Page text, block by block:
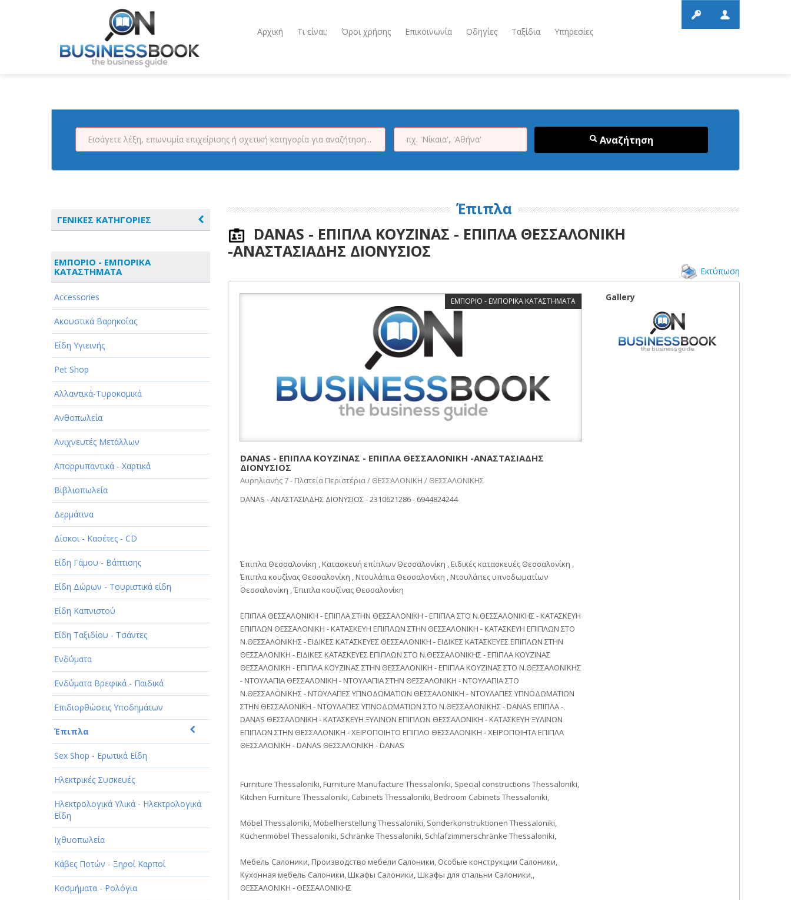
Αρχική Τι είναι; Όροι χρήσης Επικοινωνία Οδηγίες Ταξίδια Υπηρεσίες
Αναζήτηση
ΓΕΝΙΚΕΣ ΚΑΤΗΓΟΡΙΕΣ
ΑΘΛΗΤΙΣΜΟΣ
ΑΥΤΟΚΙΝΗΤΑ - ΜΗΧΑΝΕΣ - ΣΚΑΦΗ
ΔΙΑΣΚΕΔΑΣΗ - ΨΥΧΑΓΩΓΙΑ - ΤΕΧΝΕΣ
ΔΙΑΦΗΜΙΣΗ - ΜΜΕ
ΕΚΚΛΗΣΙΕΣ - ΦΙΛΑΝΘΡΩΠΙΚΑ
ΣΩΜΑΤΕΙΑ
ΕΚΠΑΙΔΕΥΣΗ - ΣΧΟΛΕΣ
ΕΜΠΟΡΙΟ - ΕΜΠΟΡΙΚΑ
ΚΑΤΑΣΤΗΜΑΤΑ
ΕΡΓΟΣΤΑΣΙΑ - ΒΙΟΜΗΧΑΝΙΕΣ
ΞΕΝΟΔΟΧΕΙΑ - ΤΟΥΡΙΣΜΟΣ
ΟΜΟΡΦΙΑ
ΠΑΡΟΧΗ ΥΠΗΡΕΣΙΩΝ
ΤΕΧΝΙΚΑ - ΚΑΤΑΣΚΕΥΑΣΤΙΚΑ
ΤΕΧΝΟΛΟΓΙΑ
ΥΓΕΙΑ - ΙΑΤΡΟΙ
ΦΑΓΗΤΟ
ΕΜΠΟΡΙΟ - ΕΜΠΟΡΙΚΑ
ΚΑΤΑΣΤΗΜΑΤΑ
Accessories
Ακουστικά Βαρηκοΐας
Είδη Υγιεινής
Pet Shop
Αλλαντικά-Τυροκομικά
Ανθοπωλεία
Ανιχνευτές Μετάλλων
Απορρυπαντικά - Χαρτικά
Βιβλιοπωλεία
Δερμάτινα
Δίσκοι - Κασέτες - CD
Είδη Γάμου - Βάπτισης
Είδη Δώρων - Τουριστικά είδη
Είδη Καπνιστού
Είδη Ταξιδίου - Τσάντες
Ενδύματα
Ενδύματα Βρεφικά - Παιδικά
Επιδιορθώσεις Υποδημάτων
Έπιπλα
Sex Shop - Ερωτικά Είδη
Ηλεκτρικές Συσκευές
Ηλεκτρολογικά Υλικά - Ηλεκτρολογικά
Είδη
Ιχθυοπωλεία
Κάβες Ποτών - Ξηροί Καρποί
Κοσμήματα - Ρολόγια
Έπιπλα
DANAS - ΕΠΙΠΛΑ ΚΟΥΖΙΝΑΣ - ΕΠΙΠΛΑ ΘΕΣΣΑΛΟΝΙΚΗ
-ΑΝΑΣΤΑΣΙΑΔΗΣ ΔΙΟΝΥΣΙΟΣ
Εκτύπωση
ΕΜΠΟΡΙΟ - ΕΜΠΟΡΙΚΑ ΚΑΤΑΣΤΗΜΑΤΑ
DANAS - ΕΠΙΠΛΑ ΚΟΥΖΙΝΑΣ - ΕΠΙΠΛΑ ΘΕΣΣΑΛΟΝΙΚΗ -ΑΝΑΣΤΑΣΙΑΔΗΣ
ΔΙΟΝΥΣΙΟΣ
Αυρηλιανής 7 - Πλατεία Περιστέρια / ΘΕΣΣΑΛΟΝΙΚΗ / ΘΕΣΣΑΛΟΝΙΚΗΣ
DANAS - ΑΝΑΣΤΑΣΙΑΔΗΣ ΔΙΟΝΥΣΙΟΣ - 2310621286 - 6944824244
Έπιπλα Θεσσαλονίκη , Κατασκευή επίπλων Θεσσαλονίκη , Ειδικές κατασκευές Θεσσαλονίκη ,
Έπιπλα κουζίνας Θεσσαλονίκη , Ντουλάπια Θεσσαλονίκη , Ντουλάπες υπνοδωματίων
Θεσσαλονίκη , Έπιπλα κουζίνας Θεσσαλονίκη
ΕΠΙΠΛΑ ΘΕΣΣΑΛΟΝΙΚΗ - ΕΠΙΠΛΑ ΣΤΗΝ ΘΕΣΣΑΛΟΝΙΚΗ - ΕΠΙΠΛΑ ΣΤΟ Ν.ΘΕΣΣΑΛΟΝΙΚΗΣ - ΚΑΤΑΣΚΕΥΗ
ΕΠΙΠΛΩΝ ΘΕΣΣΑΛΟΝΙΚΗ - ΚΑΤΑΣΚΕΥΗ ΕΠΙΠΛΩΝ ΣΤΗΝ ΘΕΣΣΑΛΟΝΙΚΗ - ΚΑΤΑΣΚΕΥΗ ΕΠΙΠΛΩΝ ΣΤΟ
Ν.ΘΕΣΣΑΛΟΝΙΚΗΣ - ΕΙΔΙΚΕΣ ΚΑΤΑΣΚΕΥΕΣ ΘΕΣΣΑΛΟΝΙΚΗ - ΕΙΔΙΚΕΣ ΚΑΤΑΣΚΕΥΕΣ ΕΠΙΠΛΩΝ ΣΤΗΝ
ΘΕΣΣΑΛΟΝΙΚΗ - ΕΙΔΙΚΕΣ ΚΑΤΑΣΚΕΥΕΣ ΕΠΙΠΛΩΝ ΣΤΟ Ν.ΘΕΣΣΑΛΟΝΙΚΗΣ - ΕΠΙΠΛΑ ΚΟΥΖΙΝΑΣ
ΘΕΣΣΑΛΟΝΙΚΗ - ΕΠΙΠΛΑ ΚΟΥΖΙΝΑΣ ΣΤΗΝ ΘΕΣΣΑΛΟΝΙΚΗ - ΕΠΙΠΛΑ ΚΟΥΖΙΝΑΣ ΣΤΟ Ν.ΘΕΣΣΑΛΟΝΙΚΗΣ
- ΝΤΟΥΛΑΠΙΑ ΘΕΣΣΑΛΟΝΙΚΗ - ΝΤΟΥΛΑΠΙΑ ΣΤΗΝ ΘΕΣΣΑΛΟΝΙΚΗ - ΝΤΟΥΛΑΠΙΑ ΣΤΟ
Ν.ΘΕΣΣΑΛΟΝΙΚΗΣ - ΝΤΟΥΛΑΠΕΣ ΥΠΝΟΔΩΜΑΤΙΩΝ ΘΕΣΣΑΛΟΝΙΚΗ - ΝΤΟΥΛΑΠΕΣ ΥΠΝΟΔΩΜΑΤΙΩΝ
ΣΤΗΝ ΘΕΣΣΑΛΟΝΙΚΗ - ΝΤΟΥΛΑΠΕΣ ΥΠΝΟΔΩΜΑΤΙΩΝ ΣΤΟ Ν.ΘΕΣΣΑΛΟΝΙΚΗΣ - DANAS ΕΠΙΠΛΑ -
DANAS ΘΕΣΣΑΛΟΝΙΚΗ - ΚΑΤΑΣΚΕΥΗ ΞΥΛΙΝΩΝ ΕΠΙΠΛΩΝ ΘΕΣΣΑΛΟΝΙΚΗ - ΚΑΤΑΣΚΕΥΗ ΞΥΛΙΝΩΝ
ΕΠΙΠΛΩΝ ΣΤΗΝ ΘΕΣΣΑΛΟΝΙΚΗ - ΧΕΙΡΟΠΟΙΗΤΟ ΕΠΙΠΛΟ ΘΕΣΣΑΛΟΝΙΚΗ - ΧΕΙΡΟΠΟΙΗΤΑ ΕΠΙΠΛΑ
ΘΕΣΣΑΛΟΝΙΚΗ - DANAS ΘΕΣΣΑΛΟΝΙΚΗ - DANAS
Furniture Thessaloniki, Furniture Manufacture Thessaloniki, Special constructions Thessaloniki,
Kitchen Furniture Thessaloniki, Cabinets Thessaloniki, Bedroom Cabinets Thessaloniki,
Möbel Thessaloniki, Möbelherstellung Thessaloniki, Sonderkonstruktionen Thessaloniki,
Küchenmöbel Thessaloniki, Schränke Thessaloniki, Schlafzimmerschränke Thessaloniki,
Мебель Салоники, Производство мебели Салоники, Особые конструкции Салоники,
Кухонная мебель Салоники, Шкафы Салоники, Шкафы для спальни Салоники,,
ΘΕΣΣΑΛΟΝΙΚΗ - ΘΕΣΣΑΛΟΝΙΚΗΣ
Gallery